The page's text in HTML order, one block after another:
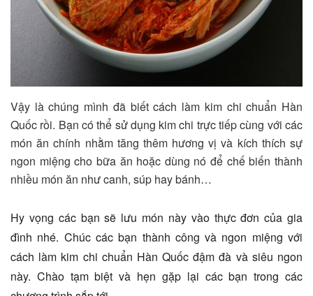
Vậy là chúng mình đã biết cách làm kim chi chuẩn Hàn
Quốc rồi. Bạn có thể sử dụng kim chi trực tiếp cùng với các
món ăn chính nhằm tăng thêm hương vị và kích thích sự
ngon miệng cho bữa ăn hoặc dùng nó để chế biến thành
nhiều món ăn như canh, súp hay bánh…
Hy vọng các bạn sẽ lưu món này vào thực đơn của gia
đình nhé. Chúc các bạn thành công và ngon miệng với
cách làm kim chi chuẩn Hàn Quốc đậm đà và siêu ngon
này. Chào tạm biệt và hẹn gặp lại các bạn trong các